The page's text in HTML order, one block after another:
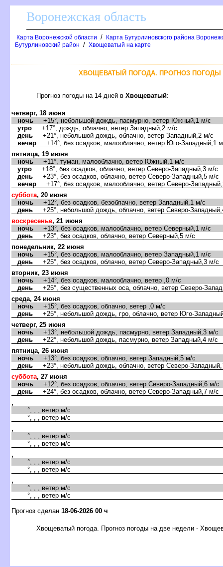
оронежская область
Карта Воронежской области /
Карта Бутурлиновского района
Бутурлиновский район / Хвощеватый на карте
ХВОЩЕВАТЫЙ ПОГОДА. ПРОГНОЗ
Прогноз погоды на 14 дней Хвощеватый:
четверг, 18 июня
ночь +15°, небольшой дождь, пасмурно, ветер Южный,1 м/с
утро +17°, дождь, облачно, ветер Западный,2 м/с
день +21°, небольшой дождь, облачно, ветер Западный,2 м/с
ечер +14°, без осадков, малооблачно, ветер Юго-Западный,1
пятница, 19 июня
ночь +11°, туман, малооблачно, ветер Южный,1 м/с
утро +18°, без осадков, облачно, ветер Северо-Западный,3 м/с
день +23°, без осадков, облачно, ветер Северо-Западный,5 м/с
ечер +17°, без осадков, малооблачно, ветер Северо-
суббота, 20 июня
ночь +12°, без осадков, безоблачно, ветер Западный,1 м/с
день +25°, небольшой дождь, облачно, ветер Северо-
оскресенье, 21 июня
ночь +13°, без осадков, малооблачно, ветер Северный,1 м/с
день +23°, без осадков, облачно, ветер Северный,5 м/с
понедельник, 22 июня
ночь +15°, без осадков, малооблачно, ветер Западный,1 м/с
день +25°, без осадков, облачно, ветер Северо-Западный,3 м/с
торник, 23 июня
ночь +14°, без осадков, малооблачно, ветер ,0 м/с
день +25°, без существенных оса, облачно, ветер Северо-
среда, 24 июня
ночь +15°, без осадков, облачно, ветер ,0 м/с
день +25°, небольшой дождь, гро, облачно, ветер Юго-
четверг, 25 июня
ночь +13°, небольшой дождь, пасмурно, ветер Западный,3 м/с
день +22°, небольшой дождь, пасмурно, ветер Западный,4 м/с
пятница, 26 июня
ночь +13°, без осадков, облачно, ветер Западный,5 м/с
день +23°, небольшой дождь, облачно, ветер Северо-
суббота, 27 июня
ночь +12°, без осадков, облачно, ветер Северо-Западный,6 м/с
день +24°, без осадков, облачно, ветер Северо-Западный,7 м/с
,
°, , , ветер м/с
°, , , ветер м/с
,
°, , , ветер м/с
°, , , ветер м/с
,
°, , , ветер м/с
°, , , ветер м/с
,
°, , , ветер м/с
°, , , ветер м/с
Прогноз сделан 18-06-2026 00 ч
Хвощеватый погода. Прогноз погоды на две недели -